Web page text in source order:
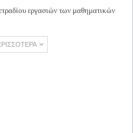
εργασιών των μαθηματικών